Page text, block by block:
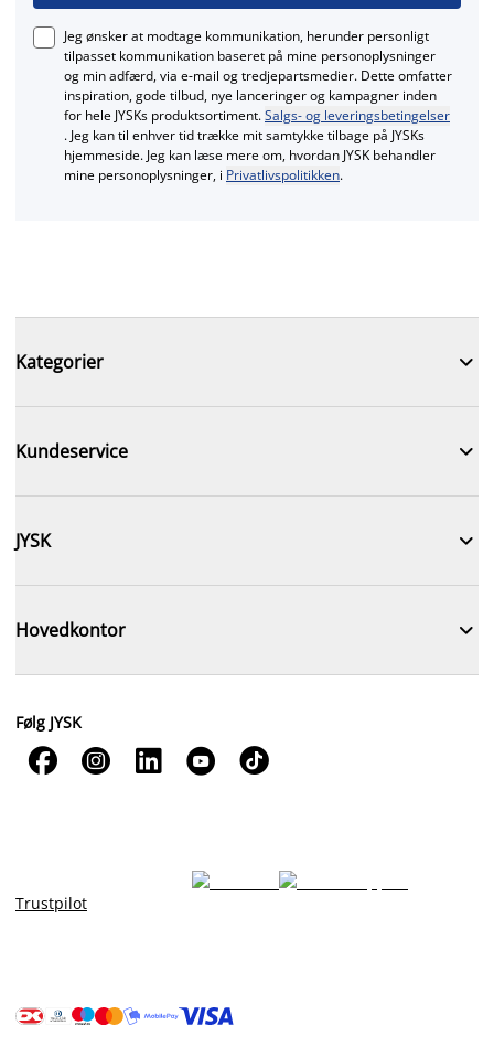
Jeg ønsker at modtage kommunikation, herunder personligt
tilpasset kommunikation baseret på mine personoplysninger
og min adfærd, via e‑mail og tredjepartsmedier. Dette omfatter
inspiration, gode tilbud, nye lanceringer og kampagner inden
for hele JYSKs produktsortiment.Salgs- og leveringsbetingelser
. Jeg kan til enhver tid trække mit samtykke tilbage på JYSKs
hjemmeside. Jeg kan læse mere om, hvordan JYSK behandler
mine personoplysninger, i Privatlivspolitikken.
Kategorier 
Kundeservice 
JYSK 
Hovedkontor 
Følg JYSK
    
Trustpilot